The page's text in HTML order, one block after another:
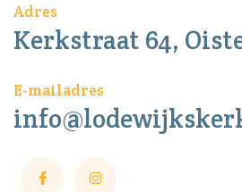
Adres
Kerkstraat 64,
E-mailadres